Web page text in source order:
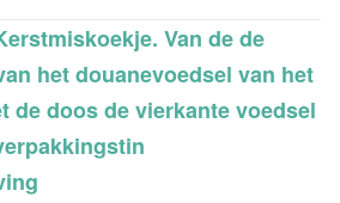
Van de de
het douanevoedsel van het
de doos de vierkante voedsel